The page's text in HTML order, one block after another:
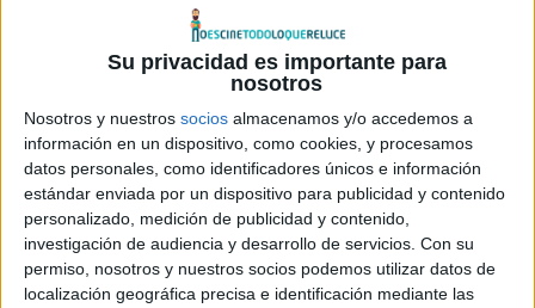
Su privacidad es importante para
nosotros
Nosotros y nuestros socios almacenamos y/o accedemos a
información en un dispositivo, como cookies, y procesamos
datos personales, como identificadores únicos e información
estándar enviada por un dispositivo para publicidad y contenido
personalizado, medición de publicidad y contenido,
investigación de audiencia y desarrollo de servicios. Con su
permiso, nosotros y nuestros socios podemos utilizar datos de
localización geográfica precisa e identificación mediante las
aunque no está claro si repetirá el mismo personaje de la
primera entrega. Para rematar,Elton John
bordo también.
La secuela esta dirigida porMatthew Vaughn(director
deKingsman: Servicio secreto) y el guión está escrito por
el propio director junto aJane Goldman(guionista de la
anterior entrega y
Kick-ass – Listo para machacar
basándose en los personajes creados por Mark
MillaryDave Gibbons.